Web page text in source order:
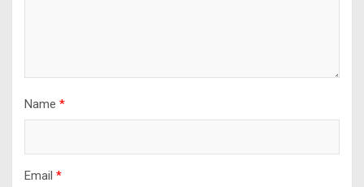
Name *
Email *